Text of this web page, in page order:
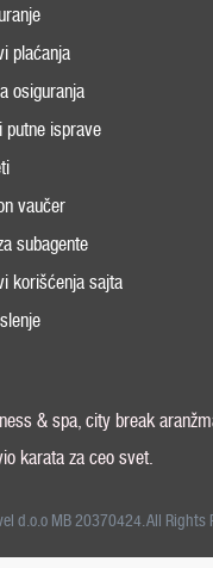
plaćanja
osiguranja
putne isprave
vaučer
subagente
korišćenja sajta
& spa, city break
karata za ceo svet.
d.o.o MB 20370424. All Rights